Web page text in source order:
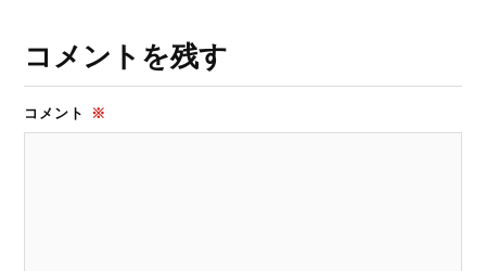
コメントを残す
コメント ※